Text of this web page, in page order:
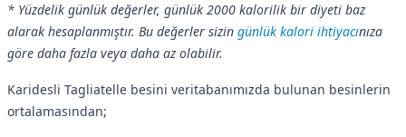
* Yüzdelik günlük değerler, günlük 2000 kalorilik bir diyeti baz
alarak hesaplanmıştır. Bu değerler sizin günlük kalori ihtiyacınıza
göre daha fazla veya daha az olabilir.
Karidesli Tagliatelle besini veritabanımızda bulunan besinlerin
ortalamasından;